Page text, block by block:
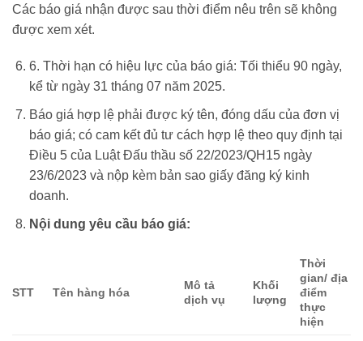
Các báo giá nhận được sau thời điểm nêu trên sẽ không
được xem xét.
6. Thời hạn có hiệu lực của báo giá: Tối thiểu 90 ngày,
kể từ ngày 31 tháng 07 năm 2025.
Báo giá hợp lệ phải được ký tên, đóng dấu của đơn vị
báo giá; có cam kết đủ tư cách hợp lệ theo quy định tại
Điều 5 của Luật Đấu thầu số 22/2023/QH15 ngày
23/6/2023 và nộp kèm bản sao giấy đăng ký kinh
doanh.
Nội dung yêu cầu báo giá:
STT Tên hàng hóa
Mô tả
dịch vụ
Khối
lượng
Thời
gian/ địa
điểm
thực
hiện